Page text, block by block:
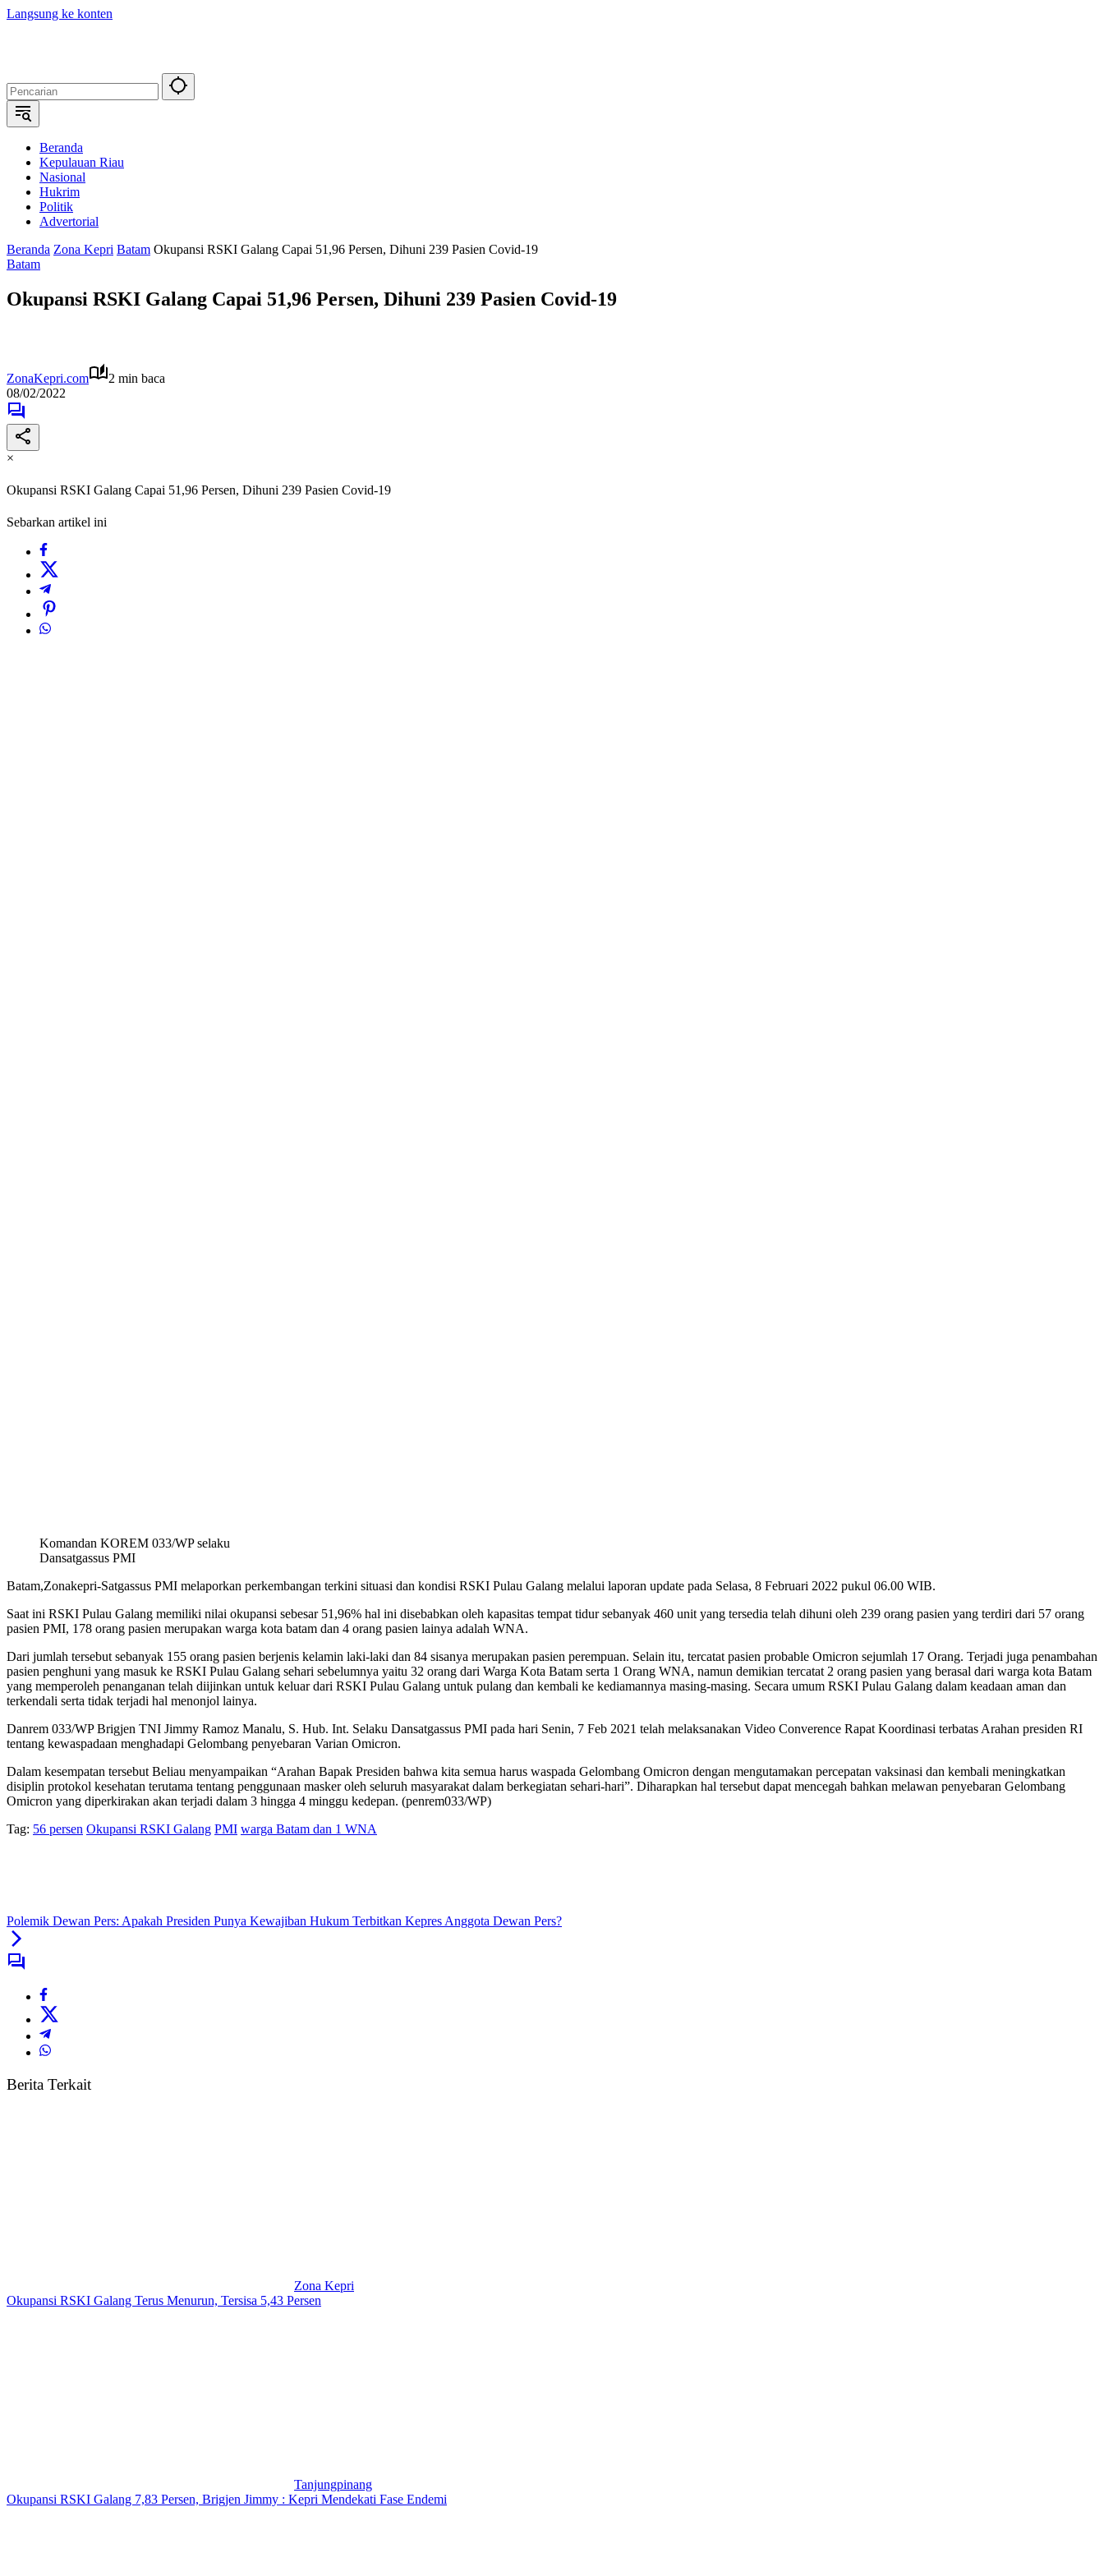
Langsung ke konten
Beranda
Kepulauan Riau
Nasional
Hukrim
Politik
Advertorial
Beranda Zona Kepri Batam Okupansi RSKI Galang Capai 51,96 Persen, Dihuni 239 Pasien Covid-19
Batam
Okupansi RSKI Galang Capai 51,96 Persen, Dihuni 239 Pasien Covid-19
ZonaKepri.com
2 min baca
08/02/2022
×
Okupansi RSKI Galang Capai 51,96 Persen, Dihuni 239 Pasien Covid-19
Sebarkan artikel ini
Komandan KOREM 033/WP selaku
Dansatgassus PMI
Batam,Zonakepri-Satgassus PMI melaporkan perkembangan terkini situasi dan kondisi RSKI Pulau Galang melalui laporan update pada Selasa, 8 Februari 2022 pukul 06.00 WIB.
Saat ini RSKI Pulau Galang memiliki nilai okupansi sebesar 51,96% hal ini disebabkan oleh kapasitas tempat tidur sebanyak 460 unit yang tersedia telah dihuni oleh 239 orang pasien yang terdiri dari 57 orang
pasien PMI, 178 orang pasien merupakan warga kota batam dan 4 orang pasien lainya adalah WNA.
Dari jumlah tersebut sebanyak 155 orang pasien berjenis kelamin laki-laki dan 84 sisanya merupakan pasien perempuan. Selain itu, tercatat pasien probable Omicron sejumlah 17 Orang. Terjadi juga penambahan
pasien penghuni yang masuk ke RSKI Pulau Galang sehari sebelumnya yaitu 32 orang dari Warga Kota Batam serta 1 Orang WNA, namun demikian tercatat 2 orang pasien yang berasal dari warga kota Batam
yang memperoleh penanganan telah diijinkan untuk keluar dari RSKI Pulau Galang untuk pulang dan kembali ke kediamannya masing-masing. Secara umum RSKI Pulau Galang dalam keadaan aman dan
terkendali serta tidak terjadi hal menonjol lainya.
Danrem 033/WP Brigjen TNI Jimmy Ramoz Manalu, S. Hub. Int. Selaku Dansatgassus PMI pada hari Senin, 7 Feb 2021 telah melaksanakan Video Converence Rapat Koordinasi terbatas Arahan presiden RI
tentang kewaspadaan menghadapi Gelombang penyebaran Varian Omicron.
Dalam kesempatan tersebut Beliau menyampaikan “Arahan Bapak Presiden bahwa kita semua harus waspada Gelombang Omicron dengan mengutamakan percepatan vaksinasi dan kembali meningkatkan
disiplin protokol kesehatan terutama tentang penggunaan masker oleh seluruh masyarakat dalam berkegiatan sehari-hari”. Diharapkan hal tersebut dapat mencegah bahkan melawan penyebaran Gelombang
Omicron yang diperkirakan akan terjadi dalam 3 hingga 4 minggu kedepan. (penrem033/WP)
Tag: 56 persen Okupansi RSKI Galang PMI warga Batam dan 1 WNA
Polemik Dewan Pers: Apakah Presiden Punya Kewajiban Hukum Terbitkan Kepres Anggota Dewan Pers?
Berita Terkait
Zona Kepri
Okupansi RSKI Galang Terus Menurun, Tersisa 5,43 Persen
Tanjungpinang
Okupansi RSKI Galang 7,83 Persen, Brigjen Jimmy : Kepri Mendekati Fase Endemi